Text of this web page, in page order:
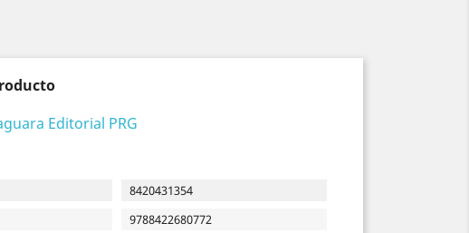
Editorial PRG
8420431354
9788422680772